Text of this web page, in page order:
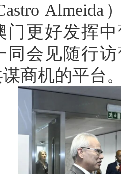
Castro
门更好发挥
同会见随行
商机的平台